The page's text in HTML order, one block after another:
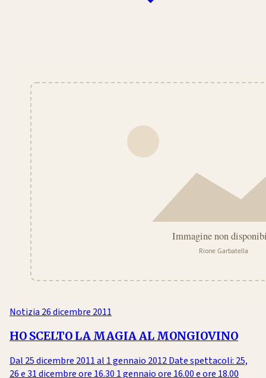
Notizia 26 dicembre 2011
HO SCELTO LA MAGIA AL MONGIOVINO
Dal 25 dicembre 2011 al 1 gennaio 2012 Date spettacoli: 25,
26 e 31 dicembre ore 16.30 1 gennaio ore 16.00 e ore 18.00